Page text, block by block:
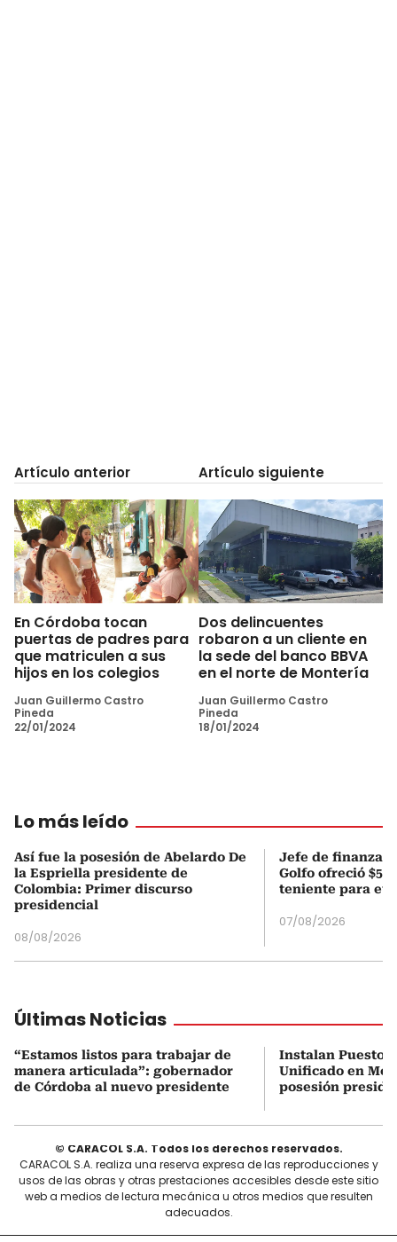
Artículo anterior
En Córdoba tocan
puertas de padres para
que matriculen a sus
hijos en los colegios
Juan Guillermo Castro
Pineda
22/01/2024
Artículo siguiente
Dos delincuentes
robaron a un cliente en
la sede del banco BBVA
en el norte de Montería
Juan Guillermo Castro
Pineda
18/01/2024
Lo más leído
Así fue la posesión de Abelardo De
la Espriella presidente de
Colombia: Primer discurso
presidencial
08/08/2026
Jefe de finanzas
Golfo ofreció
teniente para
07/08/2026
Últimas Noticias
“Estamos listos para trabajar de
manera articulada”: gobernador
de Córdoba al nuevo presidente
Instalan Puesto
Unificado en
posesión
© CARACOL S.A. Todos los derechos reservados.
CARACOL S.A. realiza una reserva expresa de las reproducciones y
usos de las obras y otras prestaciones accesibles desde este sitio
web a medios de lectura mecánica u otros medios que resulten
adecuados.